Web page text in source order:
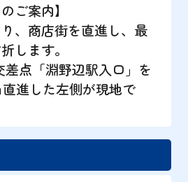
ご案内】
、商店街を直進し、最
します。
差点「淵野辺駅入口」を
進した左側が現地で